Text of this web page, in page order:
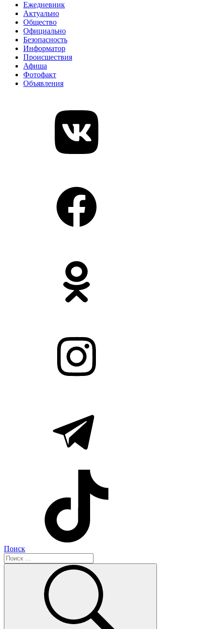
Ежедневник
Актуально
Общество
Официально
Безопасность
Информатор
Происшествия
Афиша
Фотофакт
Объявления
Поиск